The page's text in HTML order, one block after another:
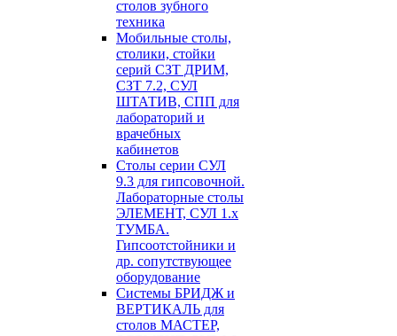
столов зубного
техника
Мобильные столы,
столики, стойки
серий СЗТ ДРИМ,
СЗТ 7.2, СУЛ
ШТАТИВ, СПП для
лабораторий и
врачебных
кабинетов
Столы серии СУЛ
9.3 для гипсовочной.
Лабораторные столы
ЭЛЕМЕНТ, СУЛ 1.х
ТУМБА.
Гипсоотстойники и
др. сопутствующее
оборудование
Системы БРИДЖ и
ВЕРТИКАЛЬ для
столов МАСТЕР,